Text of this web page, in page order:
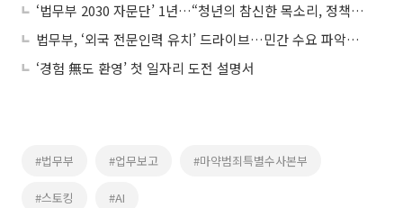
‘법무부 2030 자문단’ 1년…“청년의 참신한 목소리, 정책에 반영 소통창구”
법무부, ‘외국 전문인력 유치’ 드라이브…민간 수요 파악하고 비자 문턱 낮춘다
‘경험 無도 환영’ 첫 일자리 도전 설명서
#법무부 #업무보고 #마약범죄특별수사본부
#스토킹 #AI